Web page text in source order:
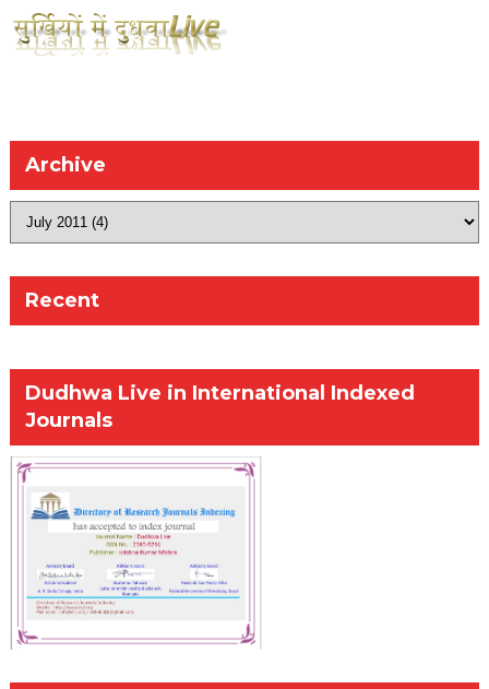
Archive
Recent
Dudhwa Live in International Indexed
Journals